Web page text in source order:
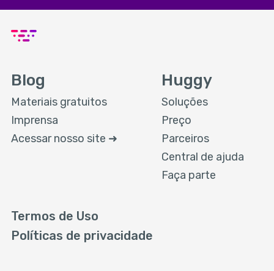
Blog
Materiais gratuitos
Imprensa
Acessar nosso site ➜
Huggy
Soluções
Preço
Parceiros
Central de ajuda
Faça parte
Termos de Uso
Políticas de privacidade